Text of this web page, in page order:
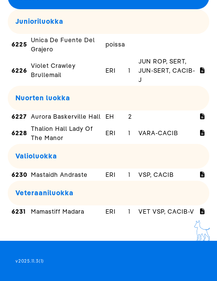
Junioriluokka
6225
Unica De Fuente Del
Grajero
poissa
6226
Violet Crawley
Brullemail
ERI 1
JUN ROP, SERT,
JUN-SERT, CACIB-
J
Nuorten luokka
6227 Aurora Baskerville Hall EH 2
6228
Thalion Hall Lady Of
The Manor
ERI 1 VARA-CACIB
Valioluokka
6230 Mastaidh Andraste ERI 1 VSP, CACIB
Veteraaniluokka
6231 Mamastiff Madara ERI 1 VET VSP, CACIB-V
v2025.11.3(1)